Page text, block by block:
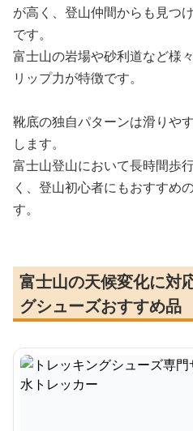
が高く、登山仲間からも見つ
です。
富士山の岩場や砂利道など様
リップ力が特徴です。
靴底の独自パターンは滑りや
します。
富士山登山において長時間歩
く、登山初心者にもおすすめ
す。
富士山の天候変化に対
グシューズおすすめ品